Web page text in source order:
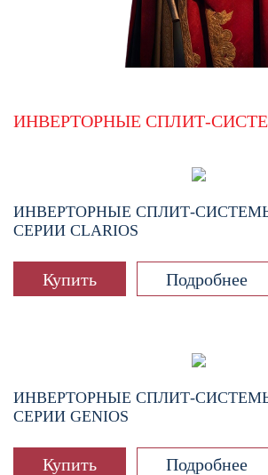
ИНВЕРТОРНЫЕ СПЛИТ-
ИНВЕРТОРНЫЕ СПЛИТ-СИСТЕМЫ
СЕРИИ CLARIOS
Купить Подробнее
ИНВЕРТОРНЫЕ СПЛИТ-СИСТЕМЫ
СЕРИИ GENIOS
Купить Подробнее